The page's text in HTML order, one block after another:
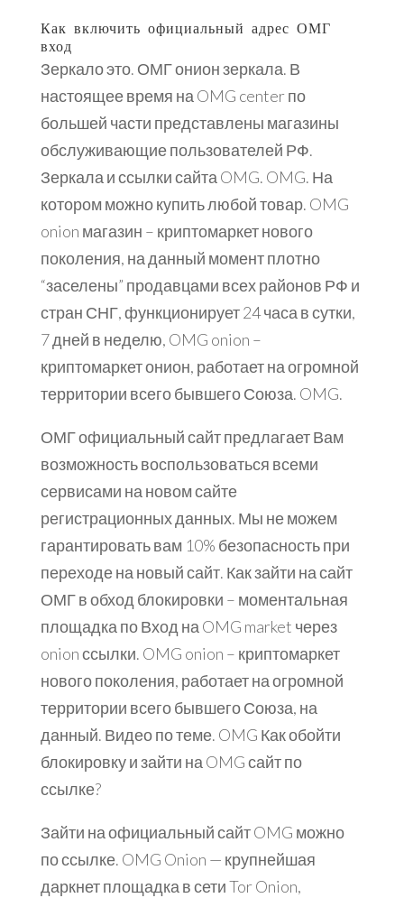
Как включить официальный адрес ОМГ
вход
Зеркало это. ОМГ онион зеркала. В
настоящее время на OMG center по
большей части представлены магазины
обслуживающие пользователей РФ.
Зеркала и ссылки сайта OMG. OMG. На
котором можно купить любой товар. OMG
onion магазин – криптомаркет нового
поколения, на данный момент плотно
“заселены” продавцами всех районов РФ и
стран СНГ, функционирует 24 часа в сутки,
7 дней в неделю, OMG onion –
криптомаркет онион, работает на огромной
территории всего бывшего Союза. OMG.
ОМГ официальный сайт предлагает Вам
возможность воспользоваться всеми
сервисами на новом сайте
регистрационных данных. Мы не можем
гарантировать вам 10% безопасность при
переходе на новый сайт. Как зайти на сайт
ОМГ в обход блокировки – моментальная
площадка по Вход на OMG market через
onion ссылки. OMG onion – криптомаркет
нового поколения, работает на огромной
территории всего бывшего Союза, на
данный. Видео по теме. OMG Как обойти
блокировку и зайти на OMG сайт по
ссылке?
Зайти на официальный сайт OMG можно
по ссылке. OMG Onion — крупнейшая
даркнет площадка в сети Tor Onion,